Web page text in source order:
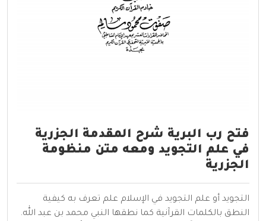
فتح رب البرية شرح المقدمة الجزرية
في علم التجويد ومعه متن منظومة
الجزرية
التجويد أو علم التجويد في الإسلام علم تعرف به كيفية
النطق بالكلمات القرآنية كما نطقها النبي محمد بن عبد الله.